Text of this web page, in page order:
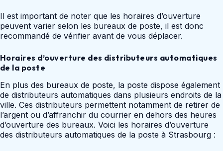
Il est important de noter que les horaires d’ouverture
peuvent varier selon les bureaux de poste, il est donc
recommandé de vérifier avant de vous déplacer.
Horaires d’ouverture des distributeurs automatiques
de la poste
En plus des bureaux de poste, la poste dispose également
de distributeurs automatiques dans plusieurs endroits de la
ville. Ces distributeurs permettent notamment de retirer de
l’argent ou d’affranchir du courrier en dehors des heures
d’ouverture des bureaux. Voici les horaires d’ouverture
des distributeurs automatiques de la poste à Strasbourg :